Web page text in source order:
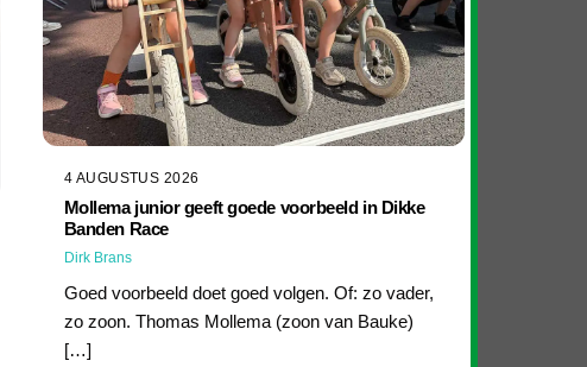
4 AUGUSTUS 2026
Mollema junior geeft goede voorbeeld in Dikke
Banden Race
Dirk Brans
Goed voorbeeld doet goed volgen. Of: zo vader,
zo zoon. Thomas Mollema (zoon van Bauke)
[…]